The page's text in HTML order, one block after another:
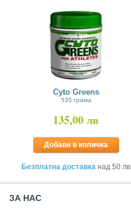
Cyto Greens
535 грама
135,00 лв
Добави в количка
Безплатна доставка над 50 лв
ЗА НАС